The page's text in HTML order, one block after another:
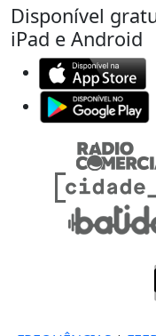
Disponível
iPad e Android